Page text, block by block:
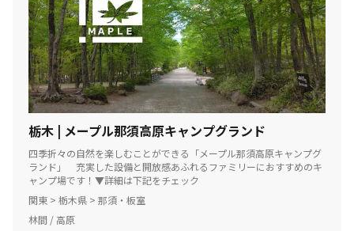
栃木 | メープル那須高原キャンプグランド
四季折々の自然を楽しむことができる「メープル那須高原キャンプグ
ランド」 充実した設備と開放感あふれるファミリーにおすすめのキ
ャンプ場です！▼詳細は下記をチェック
関東 > 栃木県 > 那須・板室
林間 / 高原